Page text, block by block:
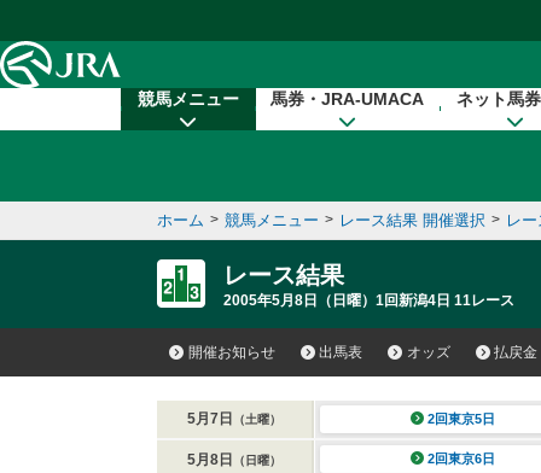
競馬メニュー 馬券・JRA-UMACA ネット馬
ホーム > 競馬メニュー > レース結果 開催選択 > レ
レース結果
2005年5月8日（日曜）1回新潟4日 11レース
開催お知らせ 出馬表 オッズ 払戻金
5月7日 （土曜） 2回東京5日
5月8日 （日曜） 2回東京6日